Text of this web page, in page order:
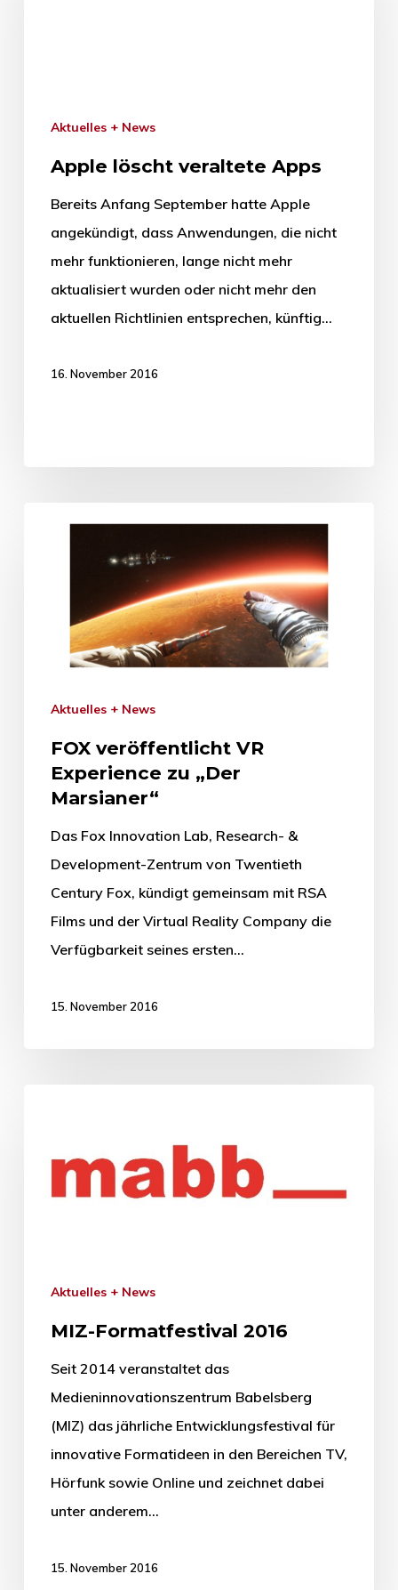
Aktuelles + News
Apple löscht veraltete Apps
Bereits Anfang September hatte Apple
angekündigt, dass Anwendungen, die nicht
mehr funktionieren, lange nicht mehr
aktualisiert wurden oder nicht mehr den
aktuellen Richtlinien entsprechen, künftig…
16. November 2016
Aktuelles + News
FOX veröffentlicht VR
Experience zu „Der
Marsianer“
Das Fox Innovation Lab, Research- &
Development-Zentrum von Twentieth
Century Fox, kündigt gemeinsam mit RSA
Films und der Virtual Reality Company die
Verfügbarkeit seines ersten…
15. November 2016
Aktuelles + News
MIZ-Formatfestival 2016
Seit 2014 veranstaltet das
Medieninnovationszentrum Babelsberg
(MIZ) das jährliche Entwicklungsfestival für
innovative Formatideen in den Bereichen TV,
Hörfunk sowie Online und zeichnet dabei
unter anderem…
15. November 2016